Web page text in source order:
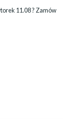
11.08? Zamów